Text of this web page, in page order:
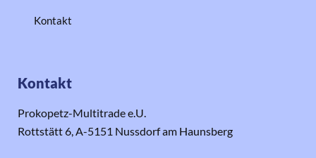
Kontakt
Kontakt
Prokopetz-Multitrade e.U.
Rottstätt 6, A-5151 Nussdorf am Haunsberg